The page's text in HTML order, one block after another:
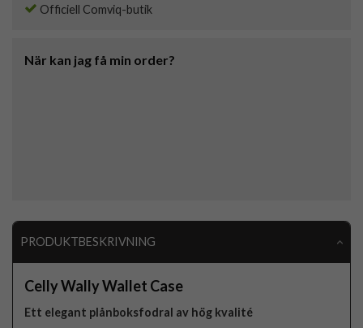
Officiell Comviq-butik
När kan jag få min order?
PRODUKTBESKRIVNING
Celly Wally Wallet Case
Ett elegant plånboksfodral av hög kvalité